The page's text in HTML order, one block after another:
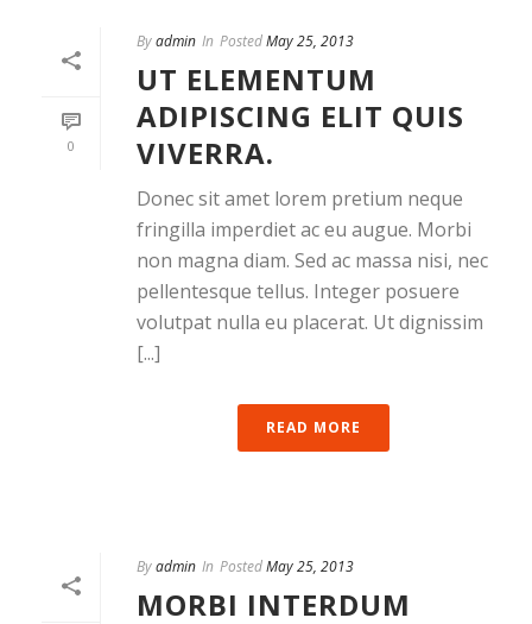
0
Byadmin In PostedMay 25, 2013
UT ELEMENTUM
ADIPISCING ELIT QUIS
VIVERRA.
Donec sit amet lorem pretium neque
fringilla imperdiet ac eu augue. Morbi
non magna diam. Sed ac massa nisi, nec
pellentesque tellus. Integer posuere
volutpat nulla eu placerat. Ut dignissim
[...]
READ MORE
Byadmin In PostedMay 25, 2013
MORBI INTERDUM